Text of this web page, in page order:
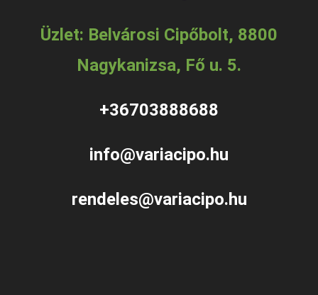
Üzlet: Belvárosi Cipőbolt, 8800
Nagykanizsa, Fő u. 5.
+36703888688
info@variacipo.hu
rendeles@variacipo.hu